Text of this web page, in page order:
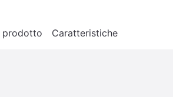
prodotto Caratteristiche